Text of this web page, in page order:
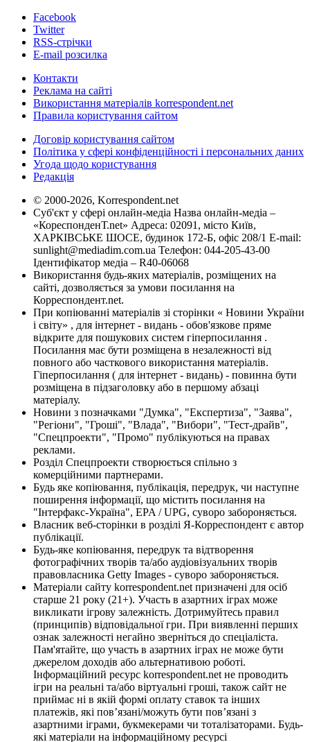
Facebook
Twitter
RSS-стрічки
E-mail розсилка
Контакти
Реклама на сайті
Використання матеріалів korrespondent.net
Правила користування сайтом
Договір користування сайтом
Політика у сфері конфіденційності і персональних даних
Угода щодо користування
Редакція
© 2000-2026, Korrespondent.net
Суб'єкт у сфері онлайн-медіа Назва онлайн-медіа –
«КореспонденТ.net» Адреса: 02091, місто Київ,
ХАРКІВСЬКЕ ШОСЕ, будинок 172-Б, офіс 208/1 E-mail:
sunlight@mediadim.com.ua Телефон: 044-205-43-00
Ідентифікатор медіа – R40-06068
Використання будь-яких матеріалів, розміщених на
сайті, дозволяється за умови посилання на
Корреспондент.net.
При копіюванні матеріалів зі сторінки « Новини України
і світу» , для інтернет - видань - обов'язкове пряме
відкрите для пошукових систем гіперпосилання .
Посилання має бути розміщена в незалежності від
повного або часткового використання матеріалів.
Гіперпосилання ( для інтернет - видань) - повинна бути
розміщена в підзаголовку або в першому абзаці
матеріалу.
Новини з позначками "Думка", "Експертиза", "Заява",
"Регіони", "Гроші", "Влада", "Вибори", "Тест-драйв",
"Спецпроекти", "Промо" публікуються на правах
реклами.
Розділ Спецпроекти створюється спільно з
комерційними партнерами.
Будь яке копіювання, публікація, передрук, чи наступне
поширення інформації, що містить посилання на
"Інтерфакс-Україна", EPA / UPG, суворо забороняється.
Власник веб-сторінки в розділі Я-Корреспондент є автор
публікації.
Будь-яке копіювання, передрук та відтворення
фотографічних творів та/або аудіовізуальних творів
правовласника Getty Images - суворо забороняється.
Матеріали сайту korrespondent.net призначені для осіб
старше 21 року (21+). Участь в азартних іграх може
викликати ігрову залежність. Дотримуйтесь правил
(принципів) відповідальної гри. При виявленні перших
ознак залежності негайно зверніться до спеціаліста.
Пам'ятайте, що участь в азартних іграх не може бути
джерелом доходів або альтернативою роботі.
Інформаційний ресурс korrespondent.net не проводить
ігри на реальні та/або віртуальні гроші, також сайт не
приймає ні в якій формі оплату ставок та інших
платежів, які пов’язані/можуть бути пов’язані з
азартними іграми, букмекерами чи тоталізаторами. Будь-
які матеріали на інформаційному ресурсі